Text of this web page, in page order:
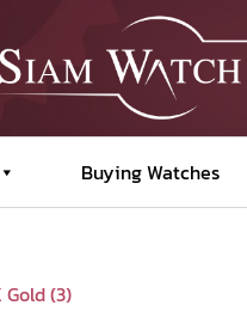
Buying Watches